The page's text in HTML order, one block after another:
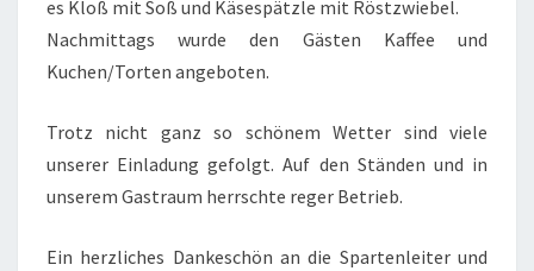
es Kloß mit Soß und Käsespätzle mit Röstzwiebel.
Nachmittags wurde den Gästen Kaffee und
Kuchen/Torten angeboten.
Trotz nicht ganz so schönem Wetter sind viele
unserer Einladung gefolgt. Auf den Ständen und in
unserem Gastraum herrschte reger Betrieb.
Ein herzliches Dankeschön an die Spartenleiter und